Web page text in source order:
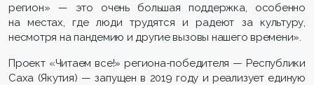
регион» — это очень большая поддержка, особенно
на местах, где люди трудятся и радеют за культуру,
несмотря на пандемию и другие вызовы нашего времени».
Проект «Читаем все!» региона-победителя — Республики
Саха (Якутия) — запущен в 2019 году и реализует единую